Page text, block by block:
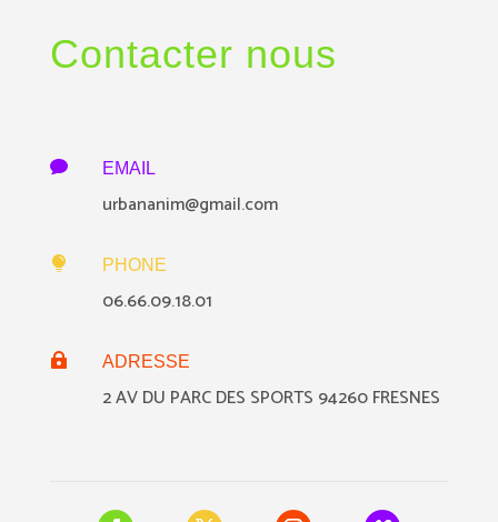
Contacter nous
 EMAIL
urbananim@gmail.com
 PHONE
06.66.09.18.01
 ADRESSE
2 AV DU PARC DES SPORTS 94260 FRESNES